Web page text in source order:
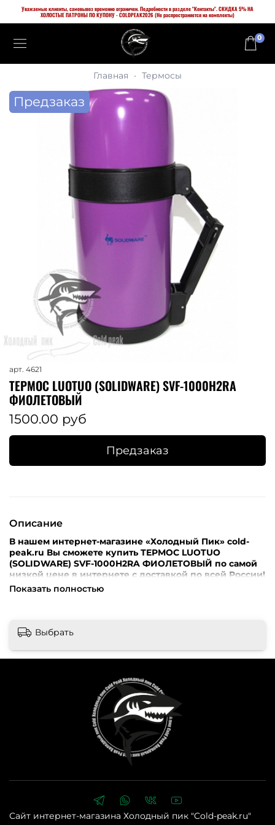
Уважаемые клиенты, самовывоз временно ограничен. Подробности в разделе "Контакты". СКИДКА 5% НА
ХОЛОСТЫЕ ПАТРОНЫ ПО КУПОНУ - COLDPEAK2026 (Не распространяется на комплекты)
0
Главная Термосы
Предзаказ
арт. 4621
ТЕРМОС LUOTUO (SOLIDWARE) SVF-1000H2RA
ФИОЛЕТОВЫЙ
1500.00 руб
Предзаказ
Описание
В нашем интернет-магазине «Холодный Пик» cold-
peak.ru Вы сможете купить ТЕРМОС LUOTUO
(SOLIDWARE) SVF-1000H2RA ФИОЛЕТОВЫЙ по самой
низкой цене в интернете с доставкой по всей России!
Внимание! Перед оформлением заказа убедительная
48 либо по e-mail: cold-peak@mail.ru
“Холодный Пик” cold-peak.ru
Показать полностью
Выбрать
Сайт интернет-магазина Холодный пик "Cold-peak.ru"